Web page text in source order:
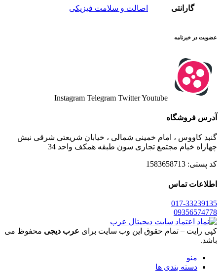
گارانتی اصالت و سلامت فیزیکی
عضویت در خبرنامه
Instagram Telegram TwitterYoutube
آدرس فروشگاه
گنبد کاووس ، امام خمینی شمالی ، خیابان شریعتی شرقی نبش
چهاراه خیام مجتمع تجاری سون طبقه همکف واحد 34
کد پستی: 1583658713
اطلاعات تماس
017-33239135
09356574778
کپی رایت – تمام حقوق این وب سایت برای عرب دیجی محفوظ می
باشد.
منو
دسته بندی ها